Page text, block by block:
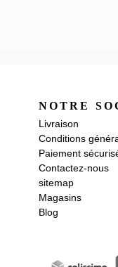
NOTRE
Livraison
Conditions
Paiement
Contactez-nous
sitemap
Magasins
Blog